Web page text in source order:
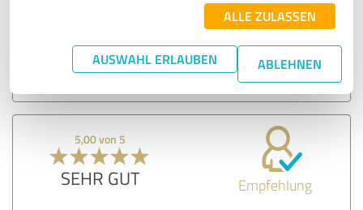
ALLE ZULASSEN
AUSWAHL ERLAUBEN ABLEHNEN
Erfahrungsbericht & Bewertung zu:
SALZACH I Salzburger Zentrum für
Ästhetische Chirurgie
5,00 von 5
SEHR GUT Empfehlung